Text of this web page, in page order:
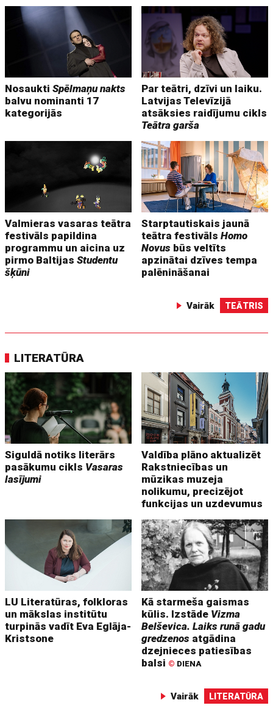
NosauktiSpēlmaņu nakts
balvu nominanti 17
kategorijās
Par teātri, dzīvi un laiku.
Latvijas Televīzijā
atsāksies raidījumu cikls
Teātra garša
Valmieras vasaras teātra
festivāls papildina
programmu un aicina uz
pirmo BaltijasStudentu
šķūni
Starptautiskais jaunā
teātra festivālsHomo
Novus būs veltīts
apzinātai dzīves tempa
palēnināšanai
Vairāk TEĀTRIS
LITERATŪRA
Siguldā notiks literārs
pasākumu cikls Vasaras
lasījumi
Valdība plāno aktualizēt
Rakstniecības un
mūzikas muzeja
nolikumu, precizējot
funkcijas un uzdevumus
LU Literatūras, folkloras
un mākslas institūtu
turpinās vadīt Eva Eglāja-
Kristsone
Kā starmeša gaismas
kūlis. Izstāde Vizma
Belševica. Laiks runā gadu
gredzenos atgādina
dzejnieces patiesības
balsi © DIENA
Vairāk LITERATŪRA